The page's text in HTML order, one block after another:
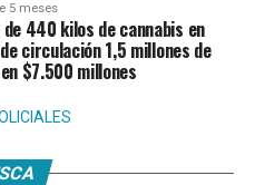
5 meses
440 kilos de cannabis en
circulación 1,5 millones de
$7.500 millones